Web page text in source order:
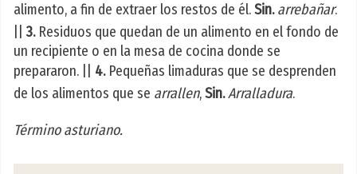
alimento, a fin de extraer los restos de él.Sin. arrebañar.
3.Residuos que quedan de un alimento en el fondo de
un recipiente o en la mesa de cocina donde se
prepararon. || 4.Pequeñas limaduras que se desprenden
de los alimentos que se arrallen,Sin.Arralladura.
Término asturiano.